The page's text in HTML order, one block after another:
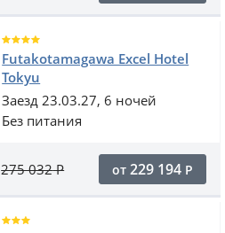
Futakotamagawa Excel Hotel
Tokyu
Заезд 23.03.27, 6 ночей
Без питания
275 032Р от 229 194 Р